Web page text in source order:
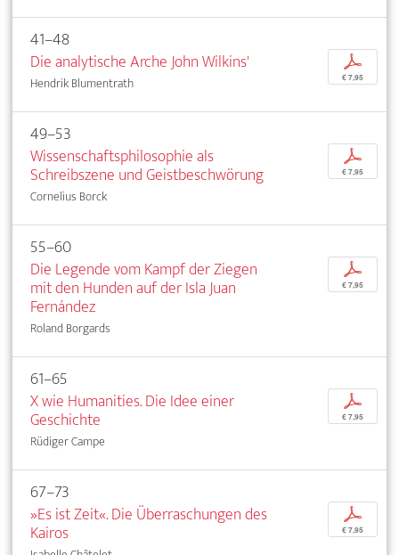
41–48
Die analytische Arche John Wilkins'
Hendrik Blumentrath
p
€ 7,95
49–53
Wissenschaftsphilosophie als
Schreibszene und Geistbeschwörung
Cornelius Borck
p
€ 7,95
55–60
Die Legende vom Kampf der Ziegen
mit den Hunden auf der Isla Juan
Fernández
Roland Borgards
p
€ 7,95
61–65
X wie Humanities. Die Idee einer
Geschichte
Rüdiger Campe
p
€ 7,95
67–73
»Es ist Zeit«. Die Überraschungen des
Kairos
p
€ 7,95